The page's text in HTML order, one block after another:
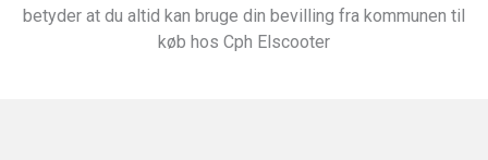
betyder at du altid kan bruge din bevilling fra kommunen til
køb hos Cph Elscooter